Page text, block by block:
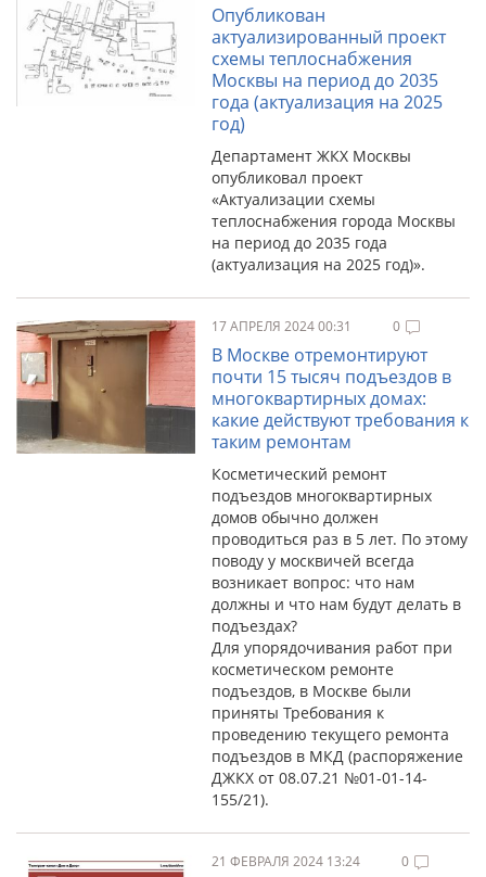
Опубликован
актуализированный проект
схемы теплоснабжения
Москвы на период до 2035
года (актуализация на 2025
год)
Департамент ЖКХ Москвы
опубликовал проект
«Актуализации схемы
теплоснабжения города Москвы
на период до 2035 года
(актуализация на 2025 год)».
17 АПРЕЛЯ 2024 00:31 0
В Москве отремонтируют
почти 15 тысяч подъездов в
многоквартирных домах:
какие действуют требования к
таким ремонтам
Косметический ремонт
подъездов многоквартирных
домов обычно должен
проводиться раз в 5 лет. По этому
поводу у москвичей всегда
возникает вопрос: что нам
должны и что нам будут делать в
подъездах?
Для упорядочивания работ при
косметическом ремонте
подъездов, в Москве были
приняты Требования к
проведению текущего ремонта
подъездов в МКД (распоряжение
ДЖКХ от 08.07.21 №01-01-14-
155/21).
21 ФЕВРАЛЯ 2024 13:24 0